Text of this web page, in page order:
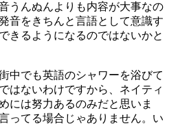
うんぬんよりも内容が大事なの
音をきちんと言語として意識す
きるようになるのではないかと
中でも英語のシャワーを浴びて
はないわけですから、ネイティ
には努力あるのみだと思いま
ってる場合じゃありません。い